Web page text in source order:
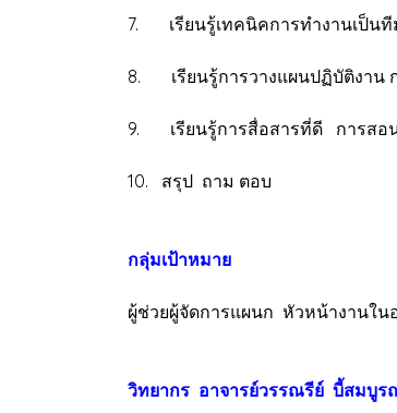
7. เรียนรู้เทคนิคการทำงานเป็น
8. เรียนรู้การวางแผนปฏิบัติงาน
9. เรียนรู้การสื่อสารที่ดี การสอน
10. สรุป ถาม ตอบ
กลุ่มเป้าหมาย
ผู้ช่วยผู้จัดการแผนก หัวหน้างานใ
วิทยากร อาจารย์วรรณรีย์ บี้สมบูร